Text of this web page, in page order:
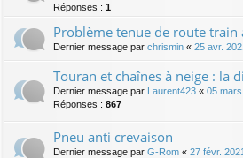
Réponses : 1
Problème tenue de route train
Dernier message par chrismin « 25 avr.
Touran et chaînes à neige : la
Dernier message par Laurent423 « 05
Réponses : 867
Pneu anti crevaison
Dernier message par G-Rom « 27 févr.